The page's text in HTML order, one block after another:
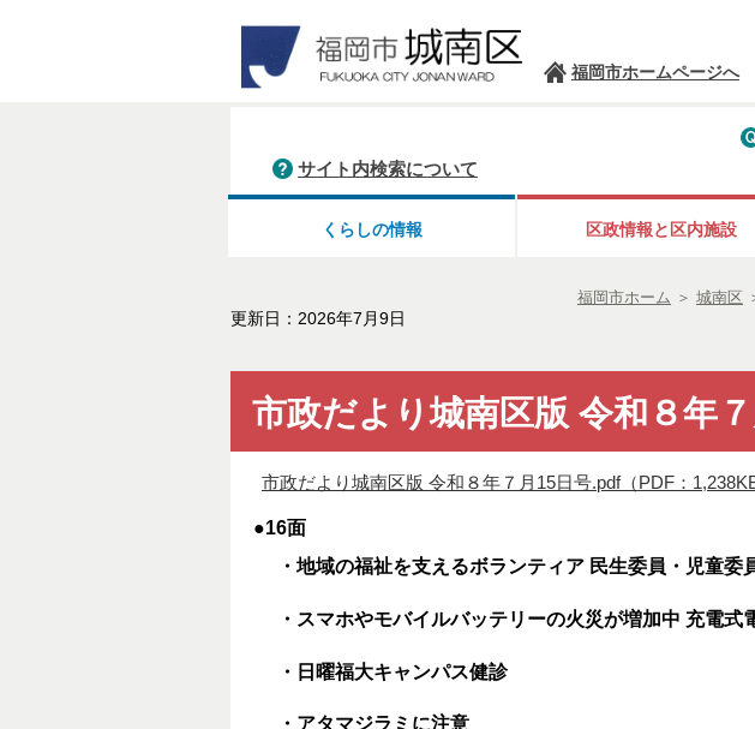
福岡市ホームページへ
サイト内検索について
くらしの情報 区政情報と区内施設
福岡市ホーム ＞ 城南区
更新日：2026年7月9日
市政だより城南区版 令和８年
市政だより城南区版 令和８年７月15日号.pdf（PDF：1,238KB
●16面
・地域の福祉を支えるボランティア 民生委員・児童委
・スマホやモバイルバッテリーの火災が増加中 充電式
・日曜福大キャンパス健診
・アタマジラミに注意